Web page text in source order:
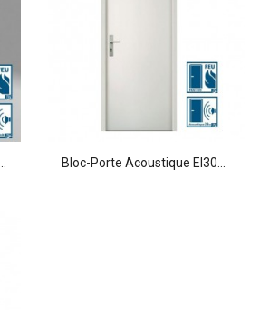
Bloc-Porte Acoustique EI30...